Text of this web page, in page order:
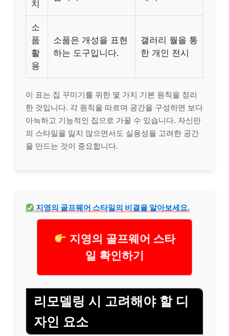
치
소
품
활
용
소품은 개성을 표현
하는 도구입니다.
갤러리 월을 통
한 개인 전시
이 표는 집 꾸미기를 위한 몇 가지 기본 원칙을 정리
한 것입니다. 각 원칙을 따르며 공간을 구성하면 보다
아늑하고 기능적인 집으로 가꿀 수 있습니다. 자신만
의 스타일을 잃지 않으면서도 실용성을 고려한 공간
을 만드는 것이 중요합니다.
지영의 골프웨어 스타일의 비결을 알아보세요.
지영의 골프웨어 스타
일 확인하기
리모델링 시 고려해야 할 디
자인 요소